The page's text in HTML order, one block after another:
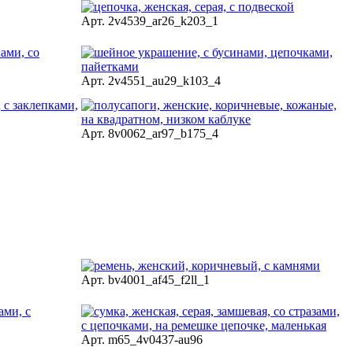
Арт. 2v4539_ar26_k203_1
Арт. 2v4551_au29_k103_4
Арт. 8v0062_ar97_b175_4
Арт. bv4001_af45_f2ll_1
Арт. m65_4v0437-au96